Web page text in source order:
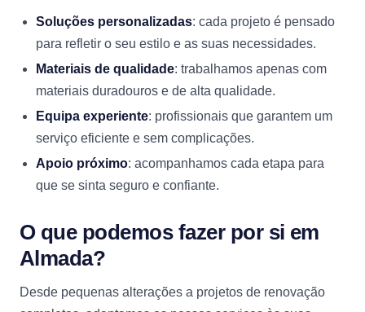
Soluções personalizadas: cada projeto é pensado
para refletir o seu estilo e as suas necessidades.
Materiais de qualidade: trabalhamos apenas com
materiais duradouros e de alta qualidade.
Equipa experiente: profissionais que garantem um
serviço eficiente e sem complicações.
Apoio próximo: acompanhamos cada etapa para
que se sinta seguro e confiante.
O que podemos fazer por si em
Almada?
Desde pequenas alterações a projetos de renovação